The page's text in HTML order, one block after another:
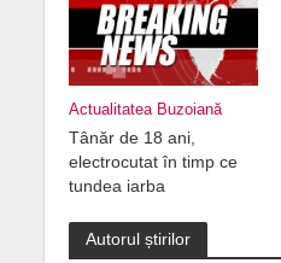
Actualitatea Buzoiană
Tânăr de 18 ani,
electrocutat în timp ce
tundea iarba
Autorul știrilor